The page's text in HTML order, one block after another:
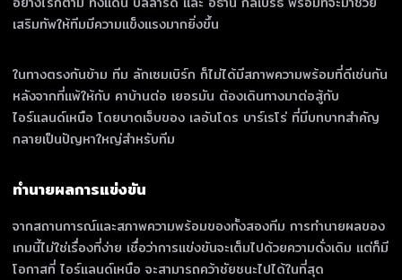
เสริมทัพให้ทีมมีความแข็งแรงมากยิ่งขึ้น
ในทางตรงกันข้าม ทีม ลักเซมเบิร์ก ก็ไม่ได้มีสภาพความพร้อมที่ดีเช่นกัน
หลังจากที่แพ้ให้กับ คาบ้านต่อ เยอรมัน ต้องเดินทางมาต่อสู้กับ
ไอร์แลนด์เหนือ โดยบาดเจ็บของ เลอันโดร บาร์เรโร่ ที่มีบทบาทสำคัญ
กลายเป็นปัญหาใหญ่สำหรับทีม
ทำนายผลการแข่งขัน
จากสถานการณ์และสภาพความพร้อมของทั้งสองทีม การทำนายผลของ
เกมนี้ไม่ใช่เรื่องที่ง่าย เชื่อว่าการแข่งขันจะเต็มไปด้วยความดั่งเดิม แต่ก็มี
โอกาสที่ ไอร์แลนด์เหนือ จะสามารถคว้าชัยชนะไปได้ในที่สุด